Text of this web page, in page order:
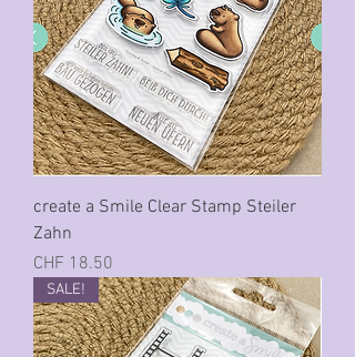
create a Smile Clear Stamp Steiler
Zahn
Preis
CHF 18.50
SALE!